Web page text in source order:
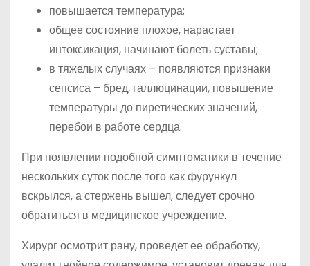
повышается температура;
общее состояние плохое, нарастает
интоксикация, начинают болеть суставы;
в тяжелых случаях – появляются признаки
сепсиса – бред, галлюцинации, повышение
температуры до пиретических значений,
перебои в работе сердца.
При появлении подобной симптоматики в течение
нескольких суток после того как фурункул
вскрылся, а стержень вышел, следует срочно
обратиться в медицинское учреждение.
Хирург осмотрит рану, проведет ее обработку,